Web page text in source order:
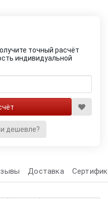
точный расчёт
индивидуальной
дешевле?
Доставка